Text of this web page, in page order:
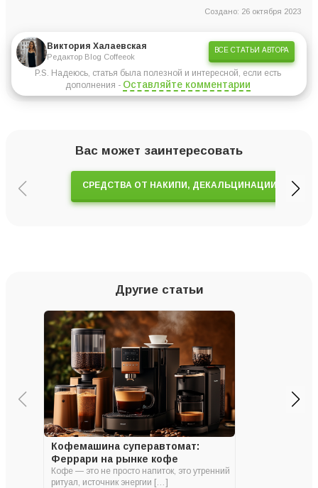
Создано: 26 октября 2023
Виктория Халаевская
Редактор Blog Coffeeok
ВСЕ СТАТЬИ АВТОРА
P.S. Надеюсь, статья была полезной и интересной, если есть
дополнения - Оставляйте комментарии
Вас может заинтересовать
СРЕДСТВА ОТ НАКИПИ, ДЕКАЛЬЦИНАЦИИ
Другие статьи
Кофемашина суперавтомат:
Феррари на рынке кофе
Кофе — это не просто напиток, это утренний
ритуал, источник энергии […]